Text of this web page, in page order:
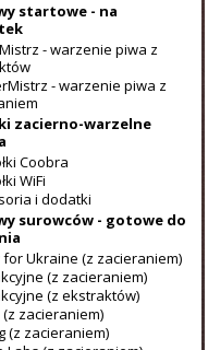
startowe - na
- warzenie piwa z
- warzenie piwa z
zacierno-warzelne
Coobra
WiFi
i dodatki
surowców - gotowe do
for Ukraine (z zacieraniem)
(z zacieraniem)
(z ekstraktów)
(z zacieraniem)
(z zacieraniem)